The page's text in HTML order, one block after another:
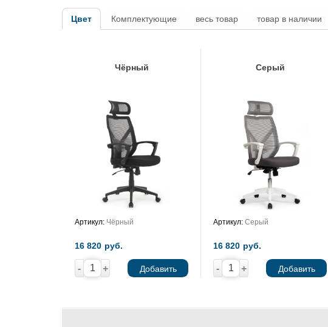
Цвет Комплектующие весь товар товар в наличии
Чёрный
Артикул: Чёрный
16 820 руб.
- + Добавить
Серый
Артикул: Серый
16 820 руб.
- + Добавить